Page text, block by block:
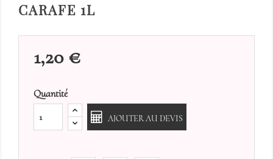
CARAFE 1L
1,20 €
Quantité
AJOUTER AU DEVIS